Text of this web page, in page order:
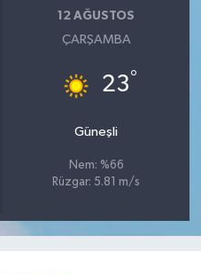
12 AĞUSTOS
ÇARŞAMBA
23°
Güneşli
Nem: %66
Rüzgar: 5.81 m/s